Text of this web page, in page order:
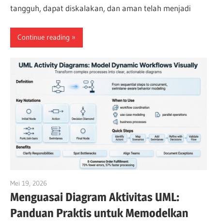
tangguh, dapat diskalakan, dan aman telah menjadi
Continue reading
Mei 19, 2026
Menguasai Diagram Aktivitas UML:
Panduan Praktis untuk Memodelkan